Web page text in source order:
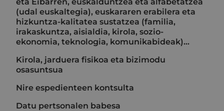
(udal euskaltegia), euskararen erabilera eta
hizkuntza-kalitatea sustatzea (familia,
irakaskuntza, aisialdia, kirola, sozio-
ekonomia, teknologia, komunikabideak)…
Kirola, jarduera fisikoa eta bizimodu
osasuntsua
Nire espedienteen kontsulta
Datu pertsonalen babesa